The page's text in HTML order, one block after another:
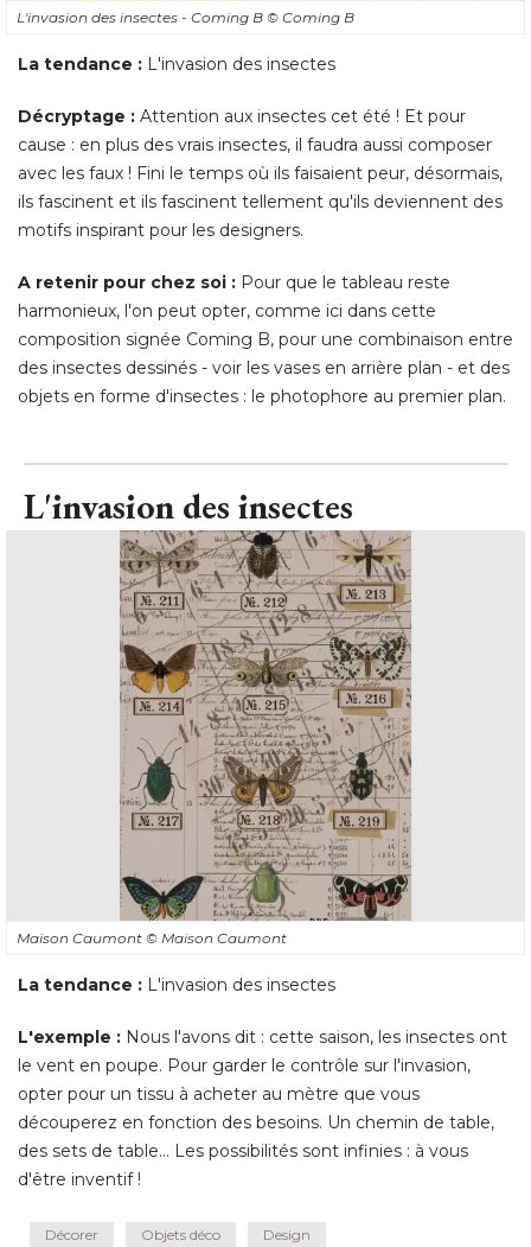
L'invasion des insectes - Coming B © Coming B
La tendance : L'invasion des insectes
Décryptage : Attention aux insectes cet été ! Et pour
cause : en plus des vrais insectes, il faudra aussi composer
avec les faux ! Fini le temps où ils faisaient peur, désormais,
ils fascinent et ils fascinent tellement qu'ils deviennent des
motifs inspirant pour les designers.
A retenir pour chez soi : Pour que le tableau reste
harmonieux, l'on peut opter, comme ici dans cette
composition signée Coming B, pour une combinaison entre
des insectes dessinés - voir les vases en arrière plan - et des
objets en forme d'insectes : le photophore au premier plan.
L'invasion des insectes
Maison Caumont © Maison Caumont
La tendance : L'invasion des insectes
L'exemple : Nous l'avons dit : cette saison, les insectes ont
le vent en poupe. Pour garder le contrôle sur l'invasion,
opter pour un tissu à acheter au mètre que vous
découperez en fonction des besoins. Un chemin de table,
des sets de table... Les possibilités sont infinies : à vous
d'être inventif !
Décorer Objets déco Design